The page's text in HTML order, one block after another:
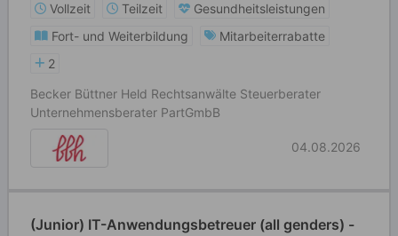
Vollzeit
Teilzeit
Gesundheitsleistungen
Fort- und Weiterbildung
Mitarbeiterrabatte
2
Becker Büttner Held Rechtsanwälte Steuerberater
Unternehmensberater PartGmbB
04.08.2026
(Junior) IT-Anwendungsbetreuer (all genders) -